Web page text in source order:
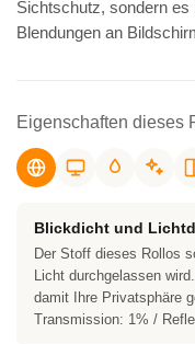
Sichtschutz, sondern
Blendungen an
Eigenschaften dieses
Blickdicht und
Der Stoff dieses Rollos
Licht durchgelassen
damit Ihre Privatsphäre
Transmission: 1% /